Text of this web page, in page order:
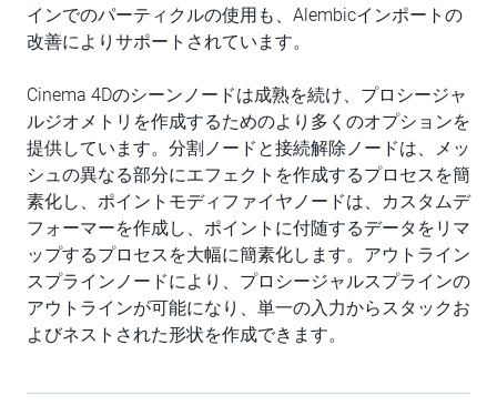
インでのパーティクルの使用も、Alembicインポートの
改善によりサポートされています。
Cinema 4Dのシーンノードは成熟を続け、プロシージャ
ルジオメトリを作成するためのより多くのオプションを
提供しています。分割ノードと接続解除ノードは、メッ
シュの異なる部分にエフェクトを作成するプロセスを簡
素化し、ポイントモディファイヤノードは、カスタムデ
フォーマーを作成し、ポイントに付随するデータをリマ
ップするプロセスを大幅に簡素化します。アウトライン
スプラインノードにより、プロシージャルスプラインの
アウトラインが可能になり、単一の入力からスタックお
よびネストされた形状を作成できます。